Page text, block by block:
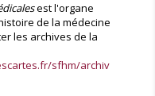
est l'organe
de la médecine
les archives de la
sfhm/archiv